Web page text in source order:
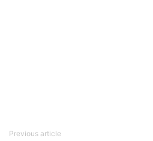
Previous article